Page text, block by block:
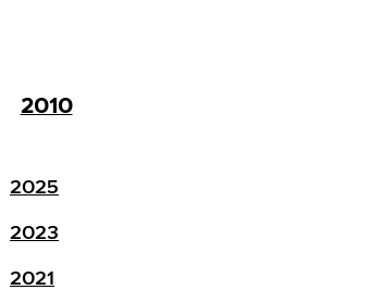
2010
2025
2023
2021